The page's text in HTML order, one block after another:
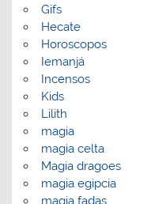
Gifs
Hecate
Horoscopos
Iemanjá
Incensos
Kids
Lilith
magia
magia celta
Magia dragoes
magia egipcia
magia fadas